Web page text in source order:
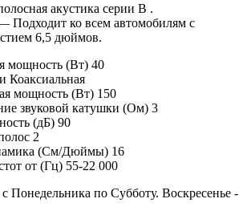
акустика серии B .
Подходит ко всем автомобилям с
6,5 дюймов.
мощность (Вт) 40
Коаксиальная
мощность (Вт) 150
звуковой катушки (Ом) 3
(дБ) 90
2
(См/Дюймы) 16
от (Гц) 55-22 000
с Понедельника по Субботу. Воскресенье -